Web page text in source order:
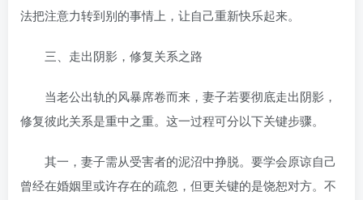
法把注意力转到别的事情上，让自己重新快乐起来。
三、走出阴影，修复关系之路
当老公出轨的风暴席卷而来，妻子若要彻底走出阴影，
修复彼此关系是重中之重。这一过程可分以下关键步骤。
其一，妻子需从受害者的泥沼中挣脱。要学会原谅自己
曾经在婚姻里或许存在的疏忽，但更关键的是饶恕对方。不